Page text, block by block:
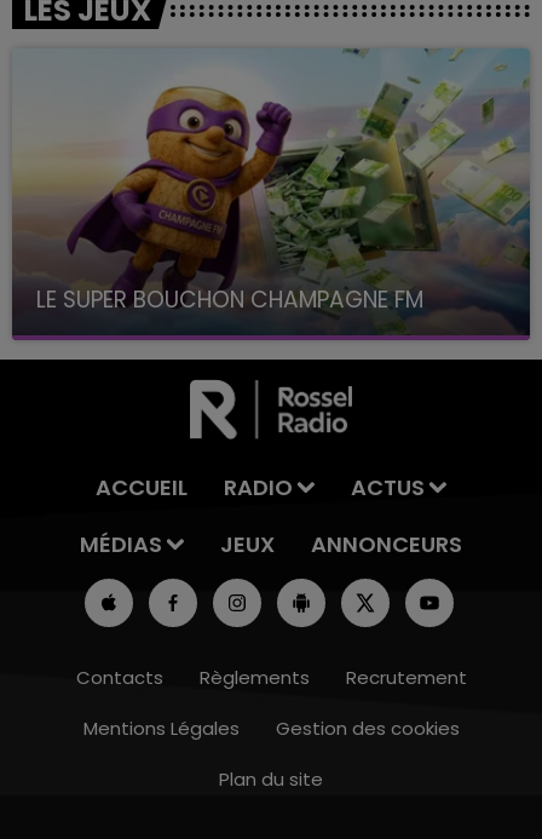
10h00 - 14h00
LES JEUX
LE SUPER BOUCHON CHAMPAGNE FM
avec La Famille Champagne FM, à 8H10
ACCUEIL RADIO
ACTUS
MÉDIAS
JEUX ANNONCEURS
Contacts Règlements
Recrutement
Mentions Légales
Gestion des cookies
Plan du site